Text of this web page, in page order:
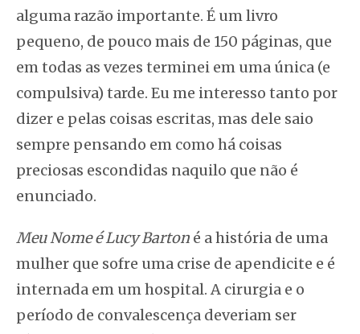
alguma razão importante. É um livro
pequeno, de pouco mais de 150 páginas, que
em todas as vezes terminei em uma única (e
compulsiva) tarde. Eu me interesso tanto por
dizer e pelas coisas escritas, mas dele saio
sempre pensando em como há coisas
preciosas escondidas naquilo que não é
enunciado.
Meu Nome é Lucy Barton é a história de uma
mulher que sofre uma crise de apendicite e é
internada em um hospital. A cirurgia e o
período de convalescença deveriam ser